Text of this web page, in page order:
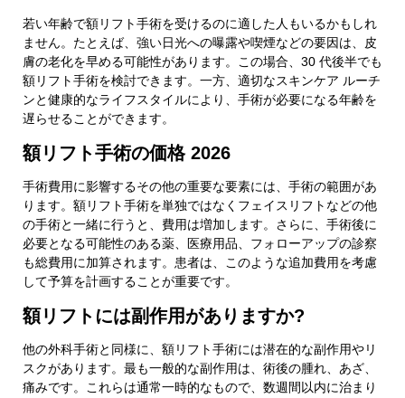
若い年齢で額リフト手術を受けるのに適した人もいるかもしれ
ません。たとえば、強い日光への曝露や喫煙などの要因は、皮
膚の老化を早める可能性があります。この場合、30 代後半でも
額リフト手術を検討できます。一方、適切なスキンケア ルーチ
ンと健康的なライフスタイルにより、手術が必要になる年齢を
遅らせることができます。
額リフト手術の価格 2026
手術費用に影響するその他の重要な要素には、手術の範囲があ
ります。額リフト手術を単独ではなくフェイスリフトなどの他
の手術と一緒に行うと、費用は増加します。さらに、手術後に
必要となる可能性のある薬、医療用品、フォローアップの診察
も総費用に加算されます。患者は、このような追加費用を考慮
して予算を計画することが重要です。
額リフトには副作用がありますか?
他の外科手術と同様に、額リフト手術には潜在的な副作用やリ
スクがあります。最も一般的な副作用は、術後の腫れ、あざ、
痛みです。これらは通常一時的なもので、数週間以内に治まり
お問い合わせ
お名前（姓・名）